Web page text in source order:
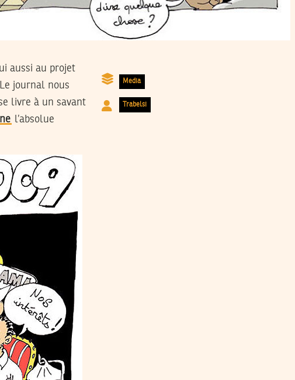
Media
Trabelsi
aussi au projet
journal nous
livre à un savant
l’absolue